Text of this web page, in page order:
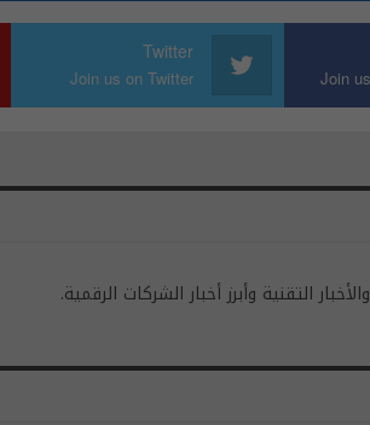
Join
Twitter
Join us on Twitter
التقنية وأبرز أخبار الشركات الرقمية.